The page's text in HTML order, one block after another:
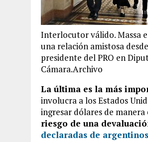
Interlocutor válido. Massa
una relación amistosa
presidente del PRO en
Cámara.Archivo
La última es la más
involucra a los Estados
ingresar dólares de
riesgo de una
declaradas de argentinos